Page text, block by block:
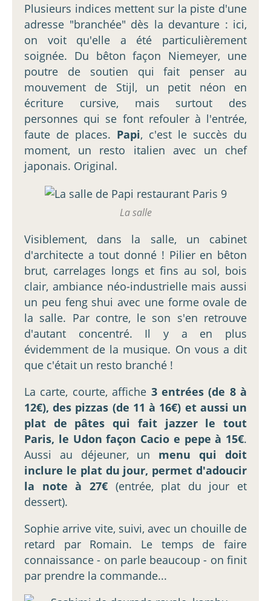
Plusieurs indices mettent sur la piste d'une
adresse "branchée" dès la devanture : ici,
on voit qu'elle a été particulièrement
soignée. Du bêton façon Niemeyer, une
poutre de soutien qui fait penser au
mouvement de Stijl, un petit néon en
écriture cursive, mais surtout des
personnes qui se font refouler à l'entrée,
faute de places. Papi, c'est le succès du
moment, un resto italien avec un chef
japonais. Original.
La salle
Visiblement, dans la salle, un cabinet
d'architecte a tout donné ! Pilier en bêton
brut, carrelages longs et fins au sol, bois
clair, ambiance néo-industrielle mais aussi
un peu feng shui avec une forme ovale de
la salle. Par contre, le son s'en retrouve
d'autant concentré. Il y a en plus
évidemment de la musique. On vous a dit
que c'était un resto branché !
La carte, courte, affiche 3 entrées (de 8 à
12€), des pizzas (de 11 à 16€) et aussi un
plat de pâtes qui fait jazzer le tout
Paris, le Udon façon Cacio e pepe à 15€.
Aussi au déjeuner, un menu qui doit
inclure le plat du jour, permet d'adoucir
la note à 27€(entrée, plat du jour et
dessert).
Sophie arrive vite, suivi, avec un chouille de
retard par Romain. Le temps de faire
connaissance - on parle beaucoup - on finit
par prendre la commande...